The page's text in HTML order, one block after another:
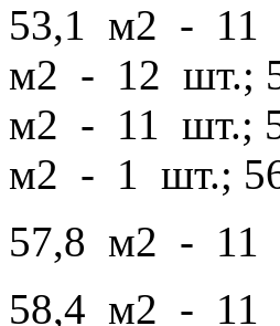
53,1 м2 - 11
м2 - 12 шт.;
м2 - 11 шт.;
м2 - 1 шт.;
57,8 м2 - 11
58,4 м2 - 11